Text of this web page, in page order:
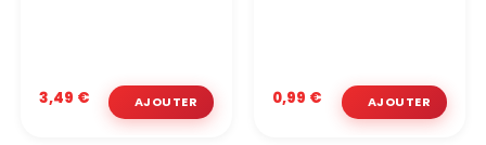
3,49 € 0,99 €